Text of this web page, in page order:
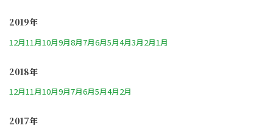
2019年
12月11月10月9月8月7月6月5月4月3月2月1月
2018年
12月11月10月9月7月6月5月4月2月
2017年